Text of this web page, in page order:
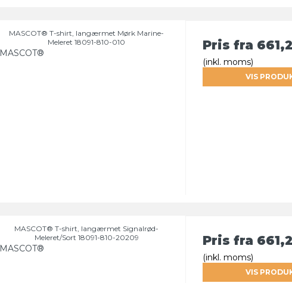
MASCOT® T-shirt, langærmet Mørk Marine-
Meleret 18091-810-010
MASCOT®
Pris fra
(inkl. moms)
VIS
MASCOT® T-shirt, langærmet Signalrød-
Meleret/Sort 18091-810-20209
MASCOT®
Pris fra
(inkl. moms)
VIS